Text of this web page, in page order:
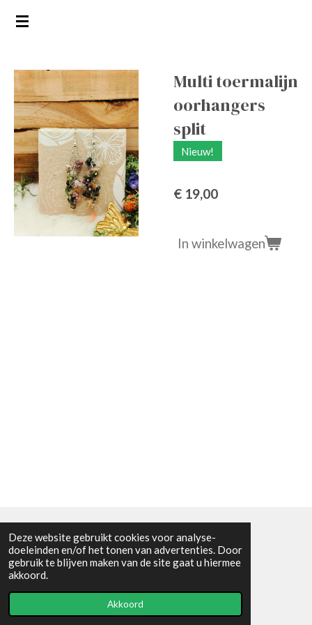
Deze website gebruikt cookies voor analyse-
doeleinden en/of het tonen van advertenties. Door
gebruik te blijven maken van de site gaat u hiermee
akkoord.
Akkoord
Ga
de
hoofdinhoud
Multi toermalijn
oorhangers
split
Nieuw!
€ 19,00
In winkelwagen
Algemene voorwaarden
© 2021 - RC en mineralenshop Het vlinderpad